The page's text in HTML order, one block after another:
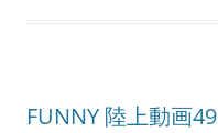
FUNNY 陸上動画49